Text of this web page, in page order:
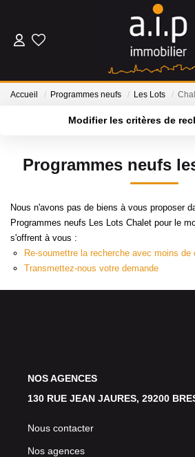
ACHETER
Qui Sommes Nous
Nos Actualités
Accueil Programmes neufs Les Lots
Modifier les critères de
Sélectionnez...
Type de bien
Budget max
Programmes neufs
Nous n'avons pas de biens à vous proposer
Programmes neufs Les Lots Chalet pour le
s'offrent à vous :
Re-soumettre la recherche avec moins de
Transmettez-nous votre demande
NOS AGENCES
130 RUE JEAN JAURES, 29200
Nous contacter
Nos agences